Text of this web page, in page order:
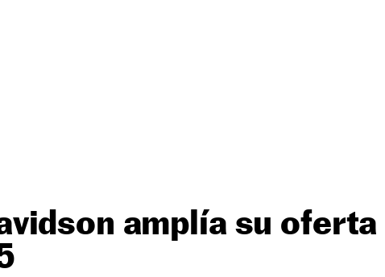
amplía su